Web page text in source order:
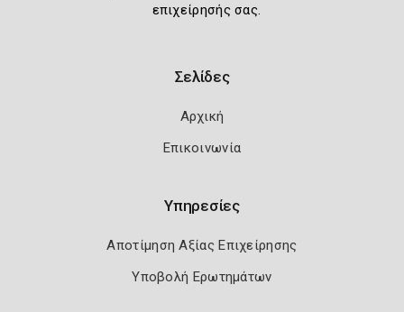
επιχείρησής σας.
Σελίδες
Αρχική
Επικοινωνία
Υπηρεσίες
Αποτίμηση Αξίας Επιχείρησης
Υποβολή Ερωτημάτων